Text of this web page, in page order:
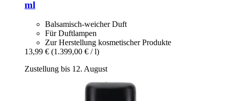
ml
Balsamisch-weicher Duft
Für Duftlampen
Zur Herstellung kosmetischer Produkte
13,99 € (1.399,00 € / l)
Zustellung bis 12. August